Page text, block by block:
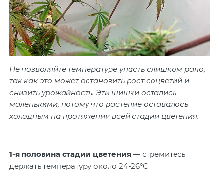
Не позволяйте температуре упасть слишком рано,
так как это может остановить рост соцветий и
снизить урожайность. Эти шишки остались
маленькими, потому что растение оставалось
холодным на протяжении всей стадии цветения.
1-я половина стадии цветения — стремитесь
держать температуру около 24-26°C